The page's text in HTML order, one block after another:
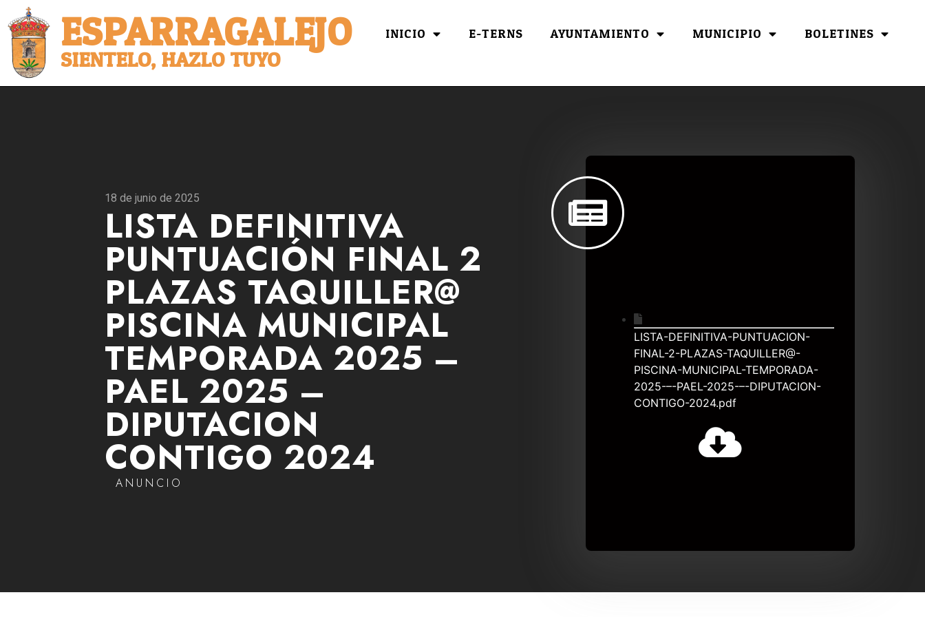
ESPARRAGALEJO
SIENTELO, HAZLO TUYO
INICIO E-TERNS AYUNTAMIENTO MUNICIPIO BOLETINES
18 de junio de 2025
LISTA DEFINITIVA
PUNTUACIÓN FINAL 2
PLAZAS TAQUILLER@
PISCINA MUNICIPAL
TEMPORADA 2025 –
PAEL 2025 –
DIPUTACION
CONTIGO 2024
ANUNCIO
LISTA-DEFINITIVA-PUNTUACION-
FINAL-2-PLAZAS-TAQUILLER@-
PISCINA-MUNICIPAL-TEMPORADA-
2025-–-PAEL-2025-–-DIPUTACION-
CONTIGO-2024.pdf